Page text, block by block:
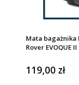
Mata bagażnika
Rover EVOQUE II
119,00 zł